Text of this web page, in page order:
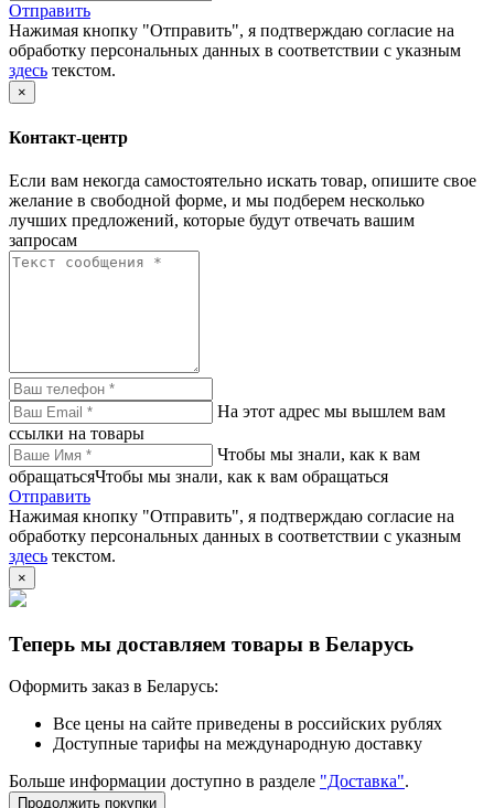
Отправить
Нажимая кнопку "Отправить", я подтверждаю согласие на
обработку персональных данных в соответствии с указным
здесь текстом.
×
Контакт-центр
Если вам некогда самостоятельно искать товар, опишите свое
желание в свободной форме, и мы подберем несколько
лучших предложений, которые будут отвечать вашим
запросам
На этот адрес мы вышлем вам
ссылки на товары
Чтобы мы знали, как к вам
обращатьсяЧтобы мы знали, как к вам обращаться
Отправить
Нажимая кнопку "Отправить", я подтверждаю согласие на
обработку персональных данных в соответствии с указным
здесь текстом.
×
Теперь мы доставляем товары в Беларусь
Оформить заказ в Беларусь:
Все цены на сайте приведены в российских рублях
Доступные тарифы на международную доставку
Больше информации доступно в разделе "Доставка".
Продолжить покупки